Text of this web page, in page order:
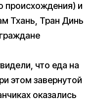
происхождения) и
Тхань, Тран Динь
что еда на
этом завернутой
оказались